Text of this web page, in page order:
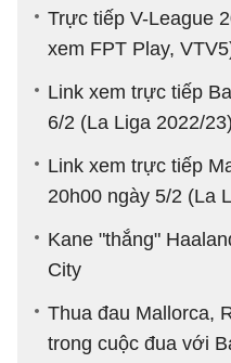
Trực tiếp V-League
xem FPT Play,
Link xem trực tiếp
6/2 (La Liga 2022/23)
Link xem trực tiếp
20h00 ngày 5/2 (La
Kane "thắng"
City
Thua đau Mallorca,
trong cuộc đua với